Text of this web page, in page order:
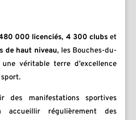
000 licenciés, 4 300 clubs et
de haut niveau, les Bouches-du-
véritable terre d’excellence
des manifestations sportives
accueillir régulièrement des